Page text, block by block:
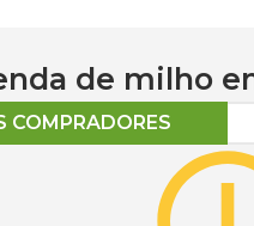
de milho
COMPRADORES